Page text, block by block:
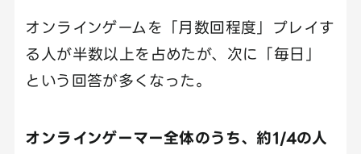
オンラインゲームを「月数回程度」プレイす
る人が半数以上を占めたが、次に「毎日」
という回答が多くなった。
オンラインゲーマー全体のうち、約1/4の人